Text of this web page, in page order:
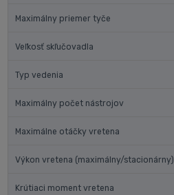
Maximálny priemer tyče
Veľkosť skľučovadla
Typ vedenia
Maximálny počet nástrojov
Maximálne otáčky vretena
Výkon vretena (maximálny/stacionárny)
Krútiaci moment vretena